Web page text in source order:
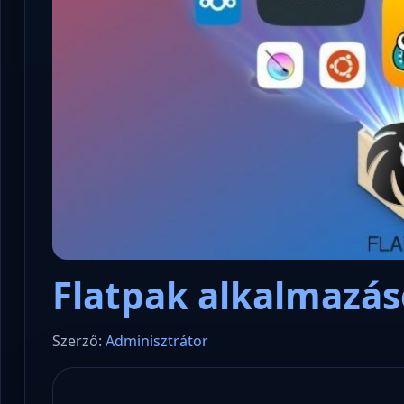
Flatpak
Szerző: Adminisztrátor